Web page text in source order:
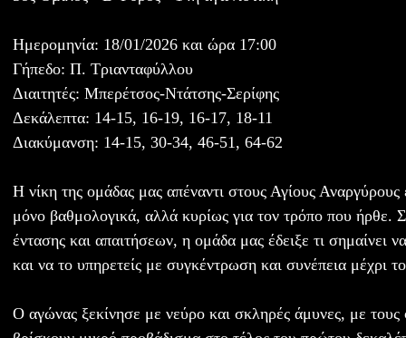
Ημερομηνία: 18/01/2026 και ώρα 17:00
Γήπεδο: Π. Τριανταφύλλου
Διαιτητές: Μπερέτσος-Ντάτσης-Σερίφης
Δεκάλεπτα: 14-15, 16-19, 16-17, 18-11
Διακύμανση: 14-15, 30-34, 46-51, 64-62
Η νίκη της ομάδας μας απέναντι στους Αγίους Αναργύρους
μόνο βαθμολογικά, αλλά κυρίως για τον τρόπο που ήρθε.
έντασης και απαιτήσεων, η ομάδα μας έδειξε τι σημαίνει
και να το υπηρετείς με συγκέντρωση και συνέπεια μέχρι
Ο αγώνας ξεκίνησε με νεύρο και σκληρές άμυνες, με τους